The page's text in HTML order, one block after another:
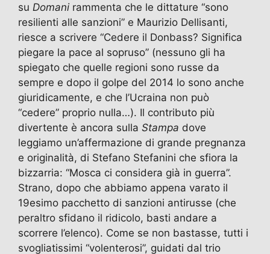
su Domani rammenta che le dittature “sono
resilienti alle sanzioni” e Maurizio Dellisanti,
riesce a scrivere “Cedere il Donbass? Significa
piegare la pace al sopruso” (nessuno gli ha
spiegato che quelle regioni sono russe da
sempre e dopo il golpe del 2014 lo sono anche
giuridicamente, e che l’Ucraina non può
“cedere” proprio nulla…). Il contributo più
divertente è ancora sulla Stampa dove
leggiamo un’affermazione di grande pregnanza
e originalità, di Stefano Stefanini che sfiora la
bizzarria: “Mosca ci considera già in guerra”.
Strano, dopo che abbiamo appena varato il
19esimo pacchetto di sanzioni antirusse (che
peraltro sfidano il ridicolo, basti andare a
scorrere l’elenco). Come se non bastasse, tutti i
svogliatissimi “volenterosi”, guidati dal trio